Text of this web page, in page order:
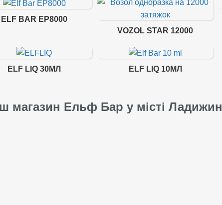
ELF BAR EP8000
VOZOL STAR 12000
ELF LIQ 30МЛ ELF LIQ 10МЛ
магазин Ельф Бар у місті Ладижин